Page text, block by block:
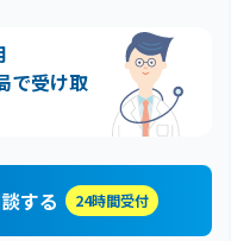
で受け取
する 24時間受付